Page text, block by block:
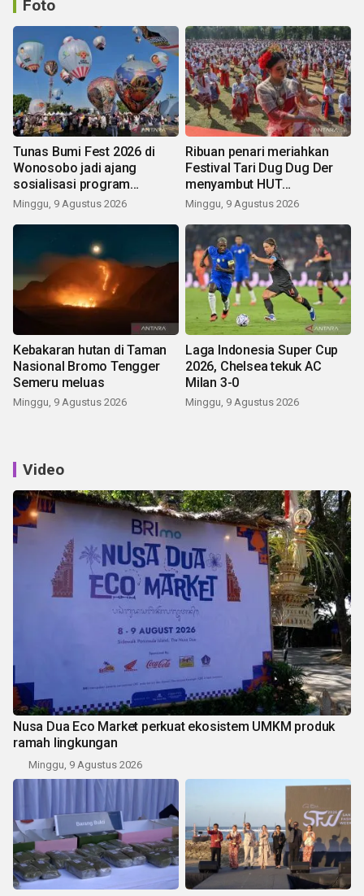
Foto
Tunas Bumi Fest 2026 di
Wonosobo jadi ajang
sosialisasi program
pemerintah lewat balon
Minggu, 9 Agustus 2026
Ribuan penari meriahkan
Festival Tari Dug Dug Der
menyambut HUT
Kemerdekaan
Minggu, 9 Agustus 2026
Kebakaran hutan di Taman
Nasional Bromo Tengger
Semeru meluas
Minggu, 9 Agustus 2026
Laga Indonesia Super Cup
2026, Chelsea tekuk AC
Milan 3-0
Minggu, 9 Agustus 2026
Video
Nusa Dua Eco Market perkuat ekosistem UMKM produk
ramah lingkungan
Minggu, 9 Agustus 2026